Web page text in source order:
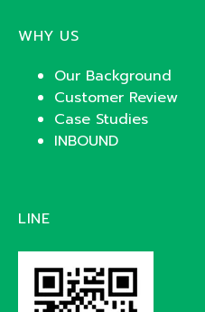
WHY US
Our Background
Customer Review
Case Studies
INBOUND
LINE